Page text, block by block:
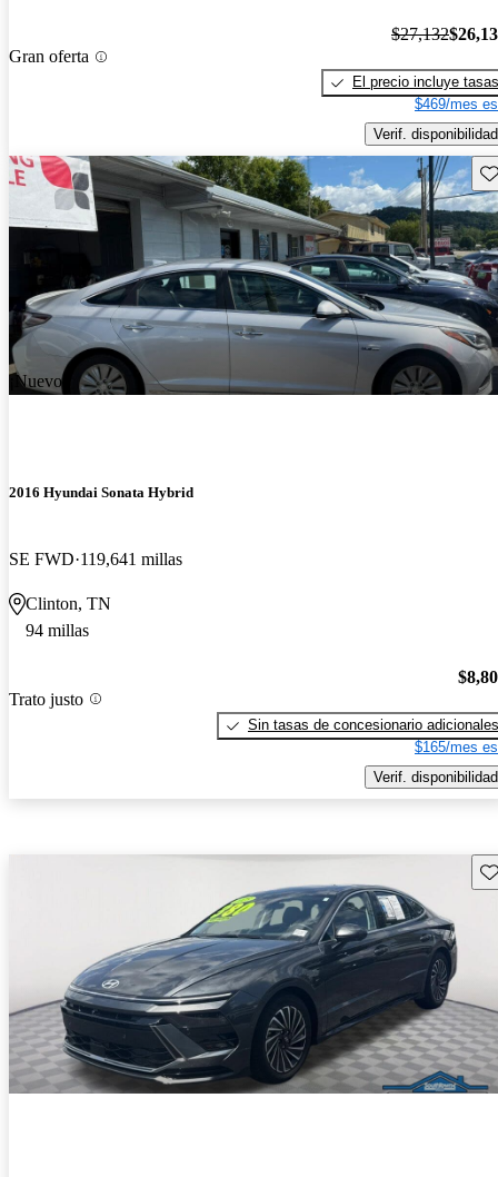
Gran oferta
$27,132
El precio incluye tasas
$469/mes
Verif. disponibilidad
¡Nuevo!
2016 Hyundai Sonata Hybrid
SE FWD 119,641 millas
Clinton, TN
94 millas
Trato justo
Sin tasas de concesionario adicionales
$165/mes
Verif. disponibilidad